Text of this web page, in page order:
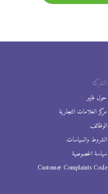
الشركة
حول فايبر
مركز العلامات التجارية
الوظائف
الشروط والسياسات
سياسة الخصوصية
Customer Complaints Code